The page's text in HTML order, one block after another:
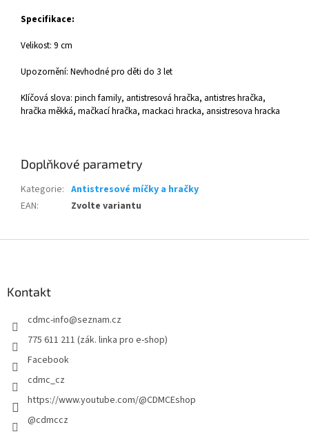
Specifikace:
Velikost: 9 cm
Upozornění: Nevhodné pro děti do 3 let
Klíčová slova: pinch family, antistresová hračka, antistres hračka,
hračka měkká, mačkací hračka, mackaci hracka, ansistresova hracka
Doplňkové parametry
Kategorie: Antistresové míčky a hračky
EAN: Zvolte variantu
Kontakt
cdmc-info@seznam.cz
775 611 211 (zák. linka pro e-shop)
Facebook
cdmc_cz
https://www.youtube.com/@CDMCEshop
@cdmccz